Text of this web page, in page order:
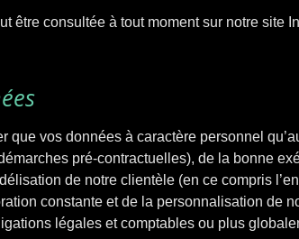
être consultée à tout moment sur notre site
vos données à caractère personnel
pré-contractuelles), de la bonne
de notre clientèle (en ce compris
constante et de la personnalisation de
légales et comptables ou plus